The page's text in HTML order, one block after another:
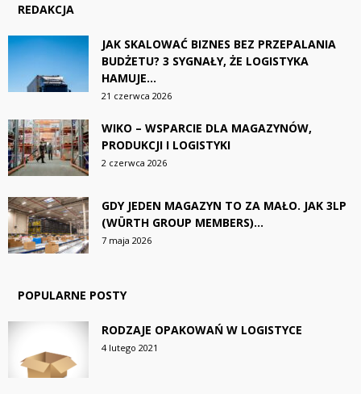
REDAKCJA
JAK SKALOWAĆ BIZNES BEZ PRZEPALANIA
BUDŻETU? 3 SYGNAŁY, ŻE LOGISTYKA
HAMUJE...
21 czerwca 2026
WIKO – WSPARCIE DLA MAGAZYNÓW,
PRODUKCJI I LOGISTYKI
2 czerwca 2026
GDY JEDEN MAGAZYN TO ZA MAŁO. JAK 3LP
(WÜRTH GROUP MEMBERS)...
7 maja 2026
POPULARNE POSTY
RODZAJE OPAKOWAŃ W LOGISTYCE
4 lutego 2021